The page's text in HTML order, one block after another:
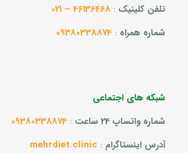
تلفن کلینیک :
46136468 – 021
شماره همراه :
09380338874
شبکه های اجتماعی
شماره واتساپ 24 ساعت
:
09380338874
آدرس اینستاگرام :
mehrdiet.clinic